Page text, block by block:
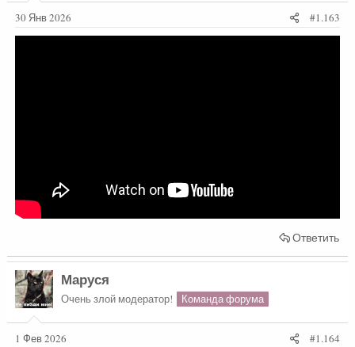
30 Янв 2026 #1.163
Ответить
Маруся
Очень злой модератор! Команда форума
1 Фев 2026 #1.164